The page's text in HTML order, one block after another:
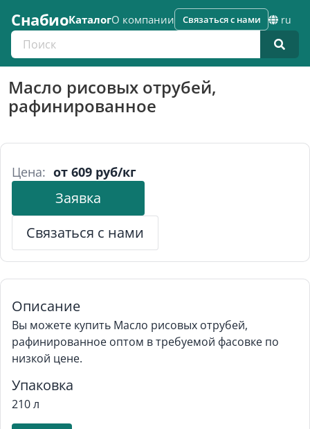
СнабиоКаталогО компании
Поиск по каталогу
Связаться с нами ru
Масло рисовых отрубей,
рафинированное
Цена: от 609 руб/кг
Заявка
Связаться с нами
Описание
Вы можете купить Масло рисовых отрубей,
рафинированное оптом в требуемой фасовке по
низкой цене.
Упаковка
210 л